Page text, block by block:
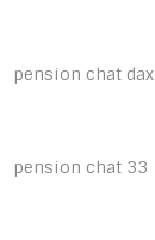
pension chat dax
pension chat 33